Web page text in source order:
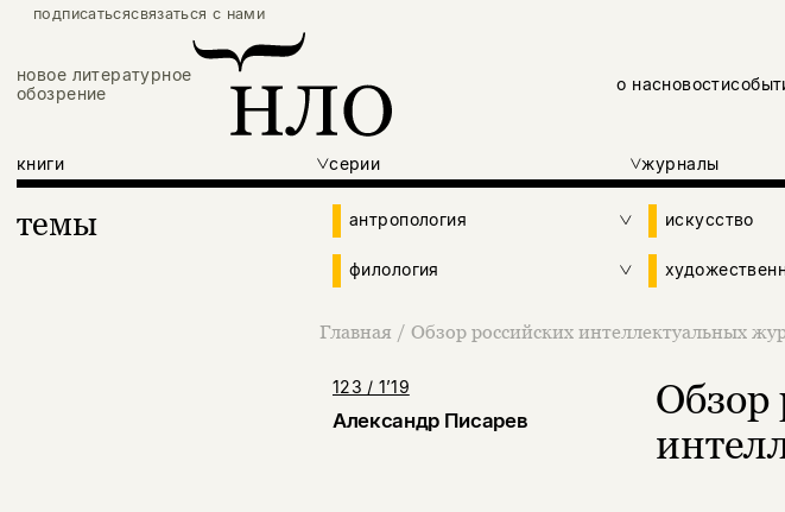
подписатьсясвязаться с нами
новое литературное
обозрение
о насновости
книги серии журналы
темы антропология искусство
филология
Главная / Обзор российских интеллектуальных
123 / 1’19
Александр Писарев
Обзор